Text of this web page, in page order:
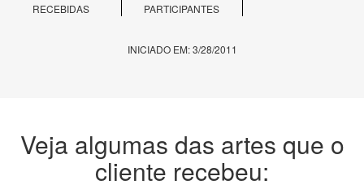
RECEBIDAS
PARTICIPANTES
INICIADO EM: 3/28/2011
Veja algumas das artes que o
cliente recebeu: